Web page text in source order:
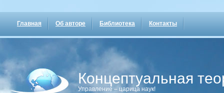
Главная Об авторе Библиотека Контакты
Концептуальная
Управление – царица наук!